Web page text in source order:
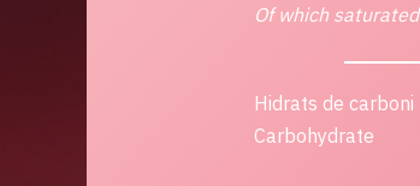
Of which saturated
Hidrats de carboni
Carbohydrate